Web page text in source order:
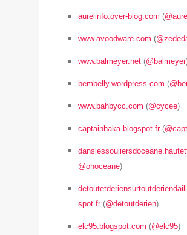
aurelinfo.over-blog.com (
www.avoodware.com (
www.balmeyer.net (@balmeyer
bembelly.wordpress.com (
www.bahbycc.com (@cycee)
captainhaka.blogspot.fr(
@ohoceane)
spot.fr(@detoutderien)
elc95.blogspot.com (@elc95)